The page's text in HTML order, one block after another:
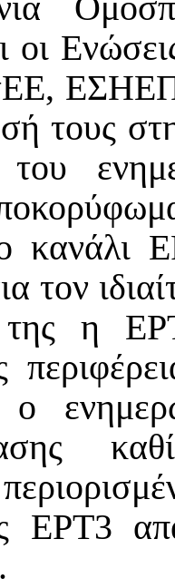
τους
κανάλι
τον
η
ΕΡΤ3